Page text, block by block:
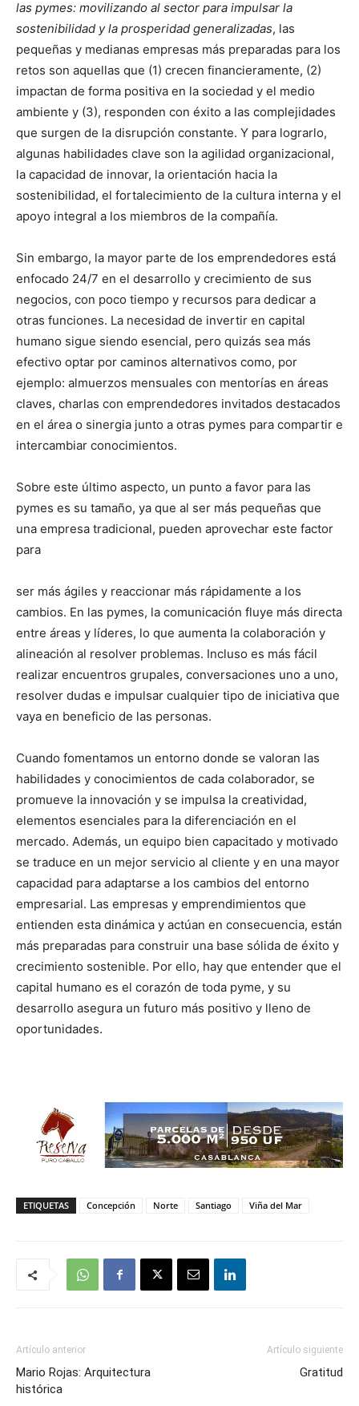
las pymes: movilizando al sector para impulsar la
sostenibilidad y la prosperidad generalizadas, las
pequeñas y medianas empresas más preparadas para los
retos son aquellas que (1) crecen financieramente, (2)
impactan de forma positiva en la sociedad y el medio
ambiente y (3), responden con éxito a las complejidades
que surgen de la disrupción constante. Y para lograrlo,
algunas habilidades clave son la agilidad organizacional,
la capacidad de innovar, la orientación hacia la
sostenibilidad, el fortalecimiento de la cultura interna y el
apoyo integral a los miembros de la compañía.
Sin embargo, la mayor parte de los emprendedores está
enfocado 24/7 en el desarrollo y crecimiento de sus
negocios, con poco tiempo y recursos para dedicar a
otras funciones. La necesidad de invertir en capital
humano sigue siendo esencial, pero quizás sea más
efectivo optar por caminos alternativos como, por
ejemplo: almuerzos mensuales con mentorías en áreas
claves, charlas con emprendedores invitados destacados
en el área o sinergia junto a otras pymes para compartir e
intercambiar conocimientos.
Sobre este último aspecto, un punto a favor para las
pymes es su tamaño, ya que al ser más pequeñas que
una empresa tradicional, pueden aprovechar este factor
para
ser más ágiles y reaccionar más rápidamente a los
cambios. En las pymes, la comunicación fluye más directa
entre áreas y líderes, lo que aumenta la colaboración y
alineación al resolver problemas. Incluso es más fácil
realizar encuentros grupales, conversaciones uno a uno,
resolver dudas e impulsar cualquier tipo de iniciativa que
vaya en beneficio de las personas.
Cuando fomentamos un entorno donde se valoran las
habilidades y conocimientos de cada colaborador, se
promueve la innovación y se impulsa la creatividad,
elementos esenciales para la diferenciación en el
mercado. Además, un equipo bien capacitado y motivado
se traduce en un mejor servicio al cliente y en una mayor
capacidad para adaptarse a los cambios del entorno
empresarial. Las empresas y emprendimientos que
entienden esta dinámica y actúan en consecuencia, están
más preparadas para construir una base sólida de éxito y
crecimiento sostenible. Por ello, hay que entender que el
capital humano es el corazón de toda pyme, y su
desarrollo asegura un futuro más positivo y lleno de
oportunidades.
ETIQUETAS Concepción Norte Santiago Viña del Mar
Artículo anterior
Mario Rojas: Arquitectura
histórica
Artículo siguiente
Gratitud